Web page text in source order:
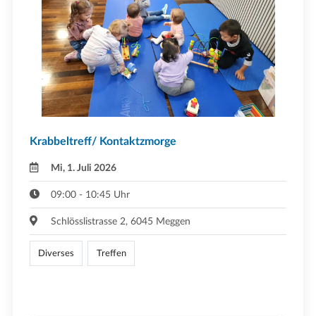
Krabbeltreff/ Kontaktzmorge
Mi, 1. Juli 2026
09:00 - 10:45 Uhr
Schlösslistrasse 2, 6045 Meggen
Diverses Treffen